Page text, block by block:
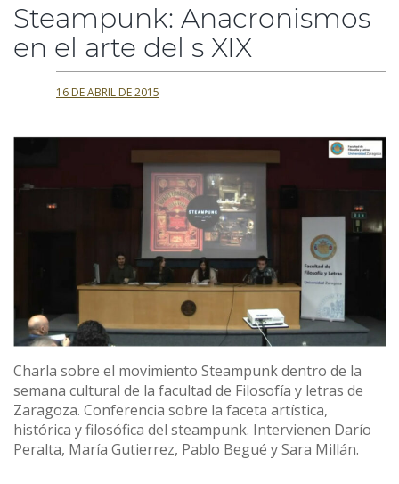
Steampunk: Anacronismos
en el arte del s XIX
16 DE ABRIL DE 2015
Charla sobre el movimiento Steampunk dentro de la
semana cultural de la facultad de Filosofía y letras de
Zaragoza. Conferencia sobre la faceta artística,
histórica y filosófica del steampunk. Intervienen Darío
Peralta, María Gutierrez, Pablo Begué y Sara Millán.